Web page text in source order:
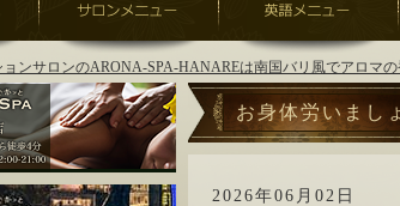
ンサロンのARONA-SPA-HANAREは南国バリ風でアロマ
お身体労いまし
2026年06月02日